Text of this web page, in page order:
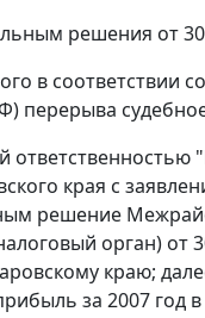
решения от
в соответствии со
перерыва
края с
решение
орган)
краю;
за 2007 год